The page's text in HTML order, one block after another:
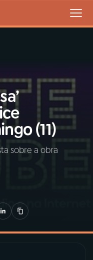
AO VIVO
(11)
sobre a obra